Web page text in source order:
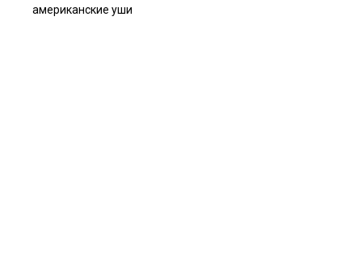
американские уши